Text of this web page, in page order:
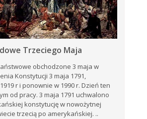
Trzeciego Maja
obchodzone 3 maja w
Konstytucji 3 maja 1791,
r i ponownie w 1990 r. Dzień ten
od pracy. 3 maja 1791 uchwalono
konstytucję w nowożytnej
trzecią po amerykańskiej. ..